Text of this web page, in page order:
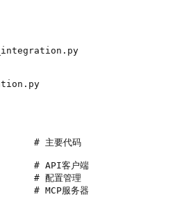
# 主要代码
# API客户端
# 配置管理
# MCP服务器